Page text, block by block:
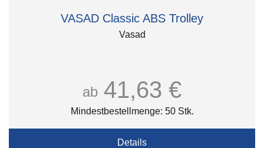
VASAD Classic ABS Trolley
Vasad
ab 41,63 €
Mindestbestellmenge: 50 Stk.
Details